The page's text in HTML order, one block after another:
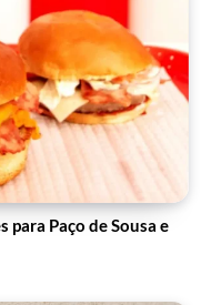
para Paço de Sousa e